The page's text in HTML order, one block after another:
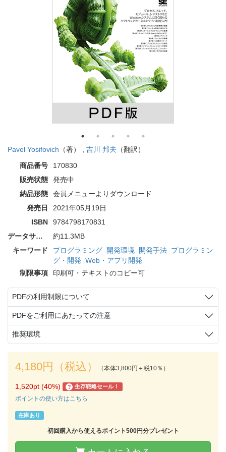
Pavel Yosifovich （著） , 吉川 邦夫 （翻訳）
商品番号
170830
販売状態
発売中
納品形態
会員メニューよりダウンロード
発売日
2021年05月19日
ISBN
9784798170831
データサイズ
約11.3MB
キーワード
プログラミング 開発環境 開発手法 プログラミン
グ・開発 Web・アプリ開発
制限事項
印刷可・テキストのコピー可
PDFの利用制限について
PDFをご利用にあたっての注意
推奨環境
4,180円（税込） （本体3,800円＋税10％）
1,520pt (40%) ? 生存戦略セール！
ポイントの使い方はこちら
在庫あり
初回購入から使えるポイント500円分プレゼント